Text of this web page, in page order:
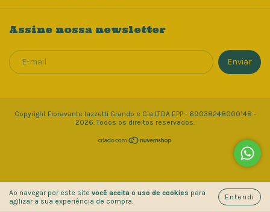
Ao navegar por este site você aceita o uso de cookies para
agilizar a sua experiência de compra.
Entendi
Assine nossa newsletter
Copyright Fioravante Iazzetti Grando e Cia LTDA EPP - 69038248000148 -
2026. Todos os direitos reservados.